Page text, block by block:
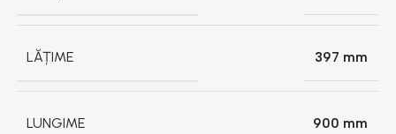
LĂȚIME 397 mm
LUNGIME 900 mm